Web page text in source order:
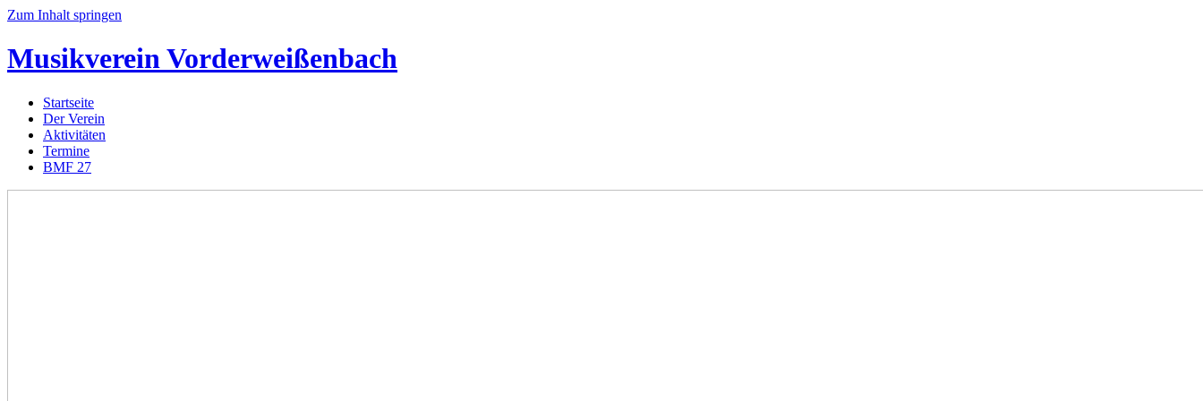
Zum Inhalt springen
MusikvereinVorderweißenbach
Startseite
Der Verein
Aktivitäten
Termine
BMF 27